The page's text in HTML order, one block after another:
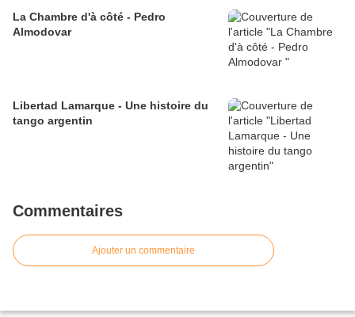
La Chambre d'à côté - Pedro
Almodovar
Libertad Lamarque - Une histoire du
tango argentin
Commentaires
Ajouter un commentaire